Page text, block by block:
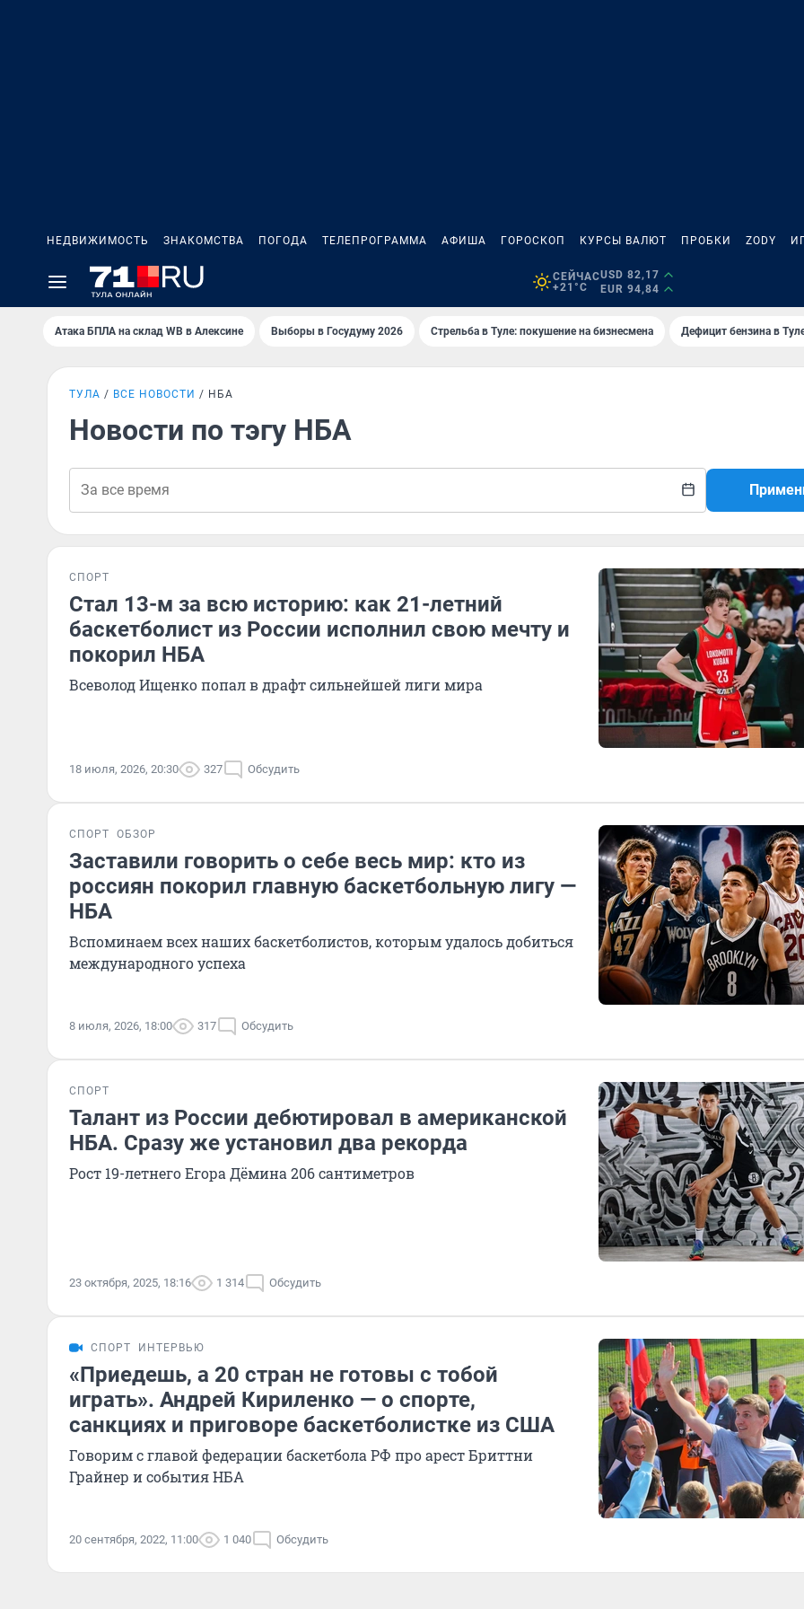
НЕДВИЖИМОСТЬ ЗНАКОМСТВА ПОГОДА ТЕЛЕПРОГРАММА АФИША ГОРОСКОП КУРСЫ ВАЛЮТ ПРОБКИ ZODY
СЕЙЧАС
+21°C
USD 82,17
EUR 94,84
Атака БПЛА на склад WB в Алексине Выборы в Госудуму 2026 Стрельба в Туле: покушение на бизнесмена Дефицит бензина в
ТУЛА ВСЕ НОВОСТИ НБА
Новости по тэгу НБА
СПОРТ
Стал 13-м за всю историю: как 21-летний
баскетболист из России исполнил свою мечту и
покорил НБА
Всеволод Ищенко попал в драфт сильнейшей лиги мира
18 июля, 2026, 20:30 327 Обсудить
СПОРТ ОБЗОР
Заставили говорить о себе весь мир: кто из
россиян покорил главную баскетбольную лигу —
НБА
Вспоминаем всех наших баскетболистов, которым удалось добиться
международного успеха
8 июля, 2026, 18:00 317 Обсудить
СПОРТ
Талант из России дебютировал в американской
НБА. Сразу же установил два рекорда
Рост 19-летнего Егора Дёмина 206 сантиметров
23 октября, 2025, 18:16 1 314 Обсудить
СПОРТ ИНТЕРВЬЮ
«Приедешь, а 20 стран не готовы с тобой
играть». Андрей Кириленко — о спорте,
санкциях и приговоре баскетболистке из США
Говорим с главой федерации баскетбола РФ про арест Бриттни
Грайнер и события НБА
20 сентября, 2022, 11:00 1 040 Обсудить